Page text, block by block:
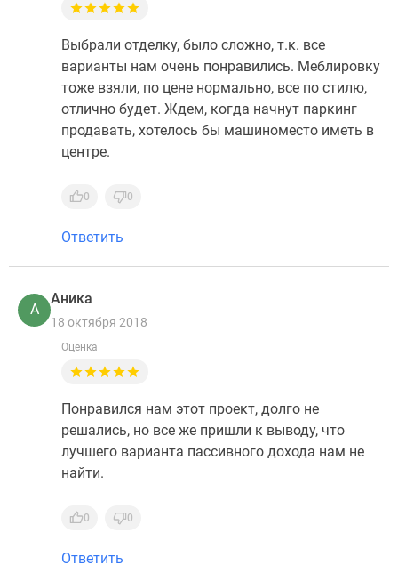
Выбрали отделку, было сложно, т.к. все
варианты нам очень понравились. Меблировку
тоже взяли, по цене нормально, все по стилю,
отлично будет. Ждем, когда начнут паркинг
продавать, хотелось бы машиноместо иметь в
центре.
0 0
Ответить
А
Аника
18 октября 2018
Оценка
Понравился нам этот проект, долго не
решались, но все же пришли к выводу, что
лучшего варианта пассивного дохода нам не
найти.
0 0
Ответить